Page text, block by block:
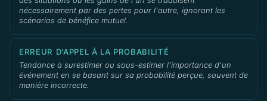
nécessairement par des pertes pour l'autre, ignorant les
scénarios de bénéfice mutuel.
ERREUR D’APPEL À LA PROBABILITÉ
Tendance à surestimer ou sous-estimer l'importance d'un
événement en se basant sur sa probabilité perçue, souvent de
manière incorrecte.